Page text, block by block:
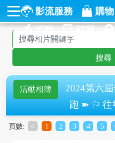
影流服務 購物
活動
訂單
搜尋
活動相簿
2024第六
跑 ➽ ⚐ 往
頁數: < 1 2 3 4 5